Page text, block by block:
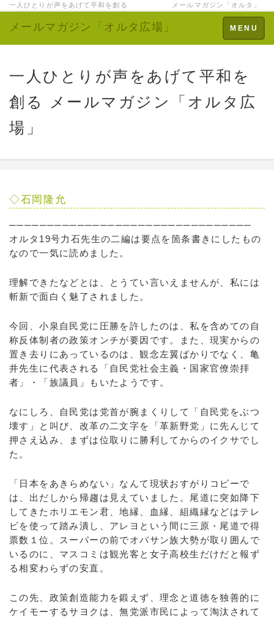
一人ひとりが声をあげて平和を創る メールマガジン「オルタ」
Toggle
navigation
MENU
メールマガジン「オルタ広場」
一人ひとりが声をあげて平和を
創る メールマガジン「オルタ広
場」
◇石岡隆允
────────────────────────────────
オルタ19号力石先生の二編は要点を箇条書きにしたもの
なので一気に読めました。
理解できたなどとは、とうてい言いえませんが、私には
斬新で面白く魅了されました。
今回、小泉自民党に圧勝を許したのは、私を含めての自
称反体制者の政策オンチが要因です。また、現実からの
置き去りにあっているのは、観念左翼ばかりでなく、亀
井先生に代表される「自民党社会主義・国家官僚崇拝
者」・「族議員」もいたようです。
なにしろ、自民党は党首が腕まくりして「自民党をぶつ
壊す」と叫び、改革の二文字を「革新野党」に先んじて
押さえ込み、まずは位取りに勝利してからのイクサでし
た。
「日本をあきらめない」なんて現状おすがりコピーで
は、出だしから帰趨は見えていました。尾道に突如降下
してきたホリエモン君、地縁、血縁、組織縁などはテレ
ビを使って踏み潰し、アレヨという間に三原・尾道で得
票数１位。スーパーの前でオバサン族大勢が取り囲んで
いるのに、マスコミは観光客と女子高校生だけだと報ず
る相変わらずの安直。
この先、政策創造能力を鍛えず、理念と道徳を独善的に
ケイモーするサヨクは、無党派市民によって淘汰されて